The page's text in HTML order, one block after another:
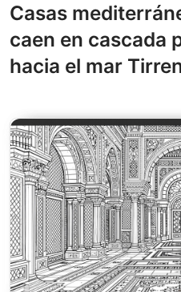
Casas
caen en cascada
hacia el mar